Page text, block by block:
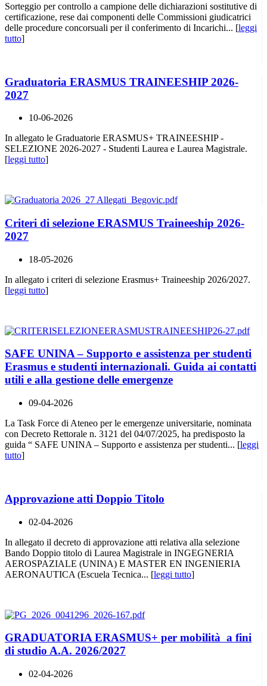
Sorteggio per controllo a campione delle dichiarazioni sostitutive di
certificazione, rese dai componenti delle Commissioni giudicatrici
delle procedure concorsuali per il conferimento di Incarichi... [leggi
tutto]
Graduatoria ERASMUS TRAINEESHIP 2026-
2027
10-06-2026
In allegato le Graduatorie ERASMUS+ TRAINEESHIP -
SELEZIONE 2026-2027 - Studenti Laurea e Laurea Magistrale.
[leggi tutto]
Criteri di selezione ERASMUS Traineeship 2026-
2027
18-05-2026
In allegato i criteri di selezione Erasmus+ Traineeship 2026/2027.
[leggi tutto]
SAFE UNINA – Supporto e assistenza per studenti
Erasmus e studenti internazionali. Guida ai contatti
utili e alla gestione delle emergenze
09-04-2026
La Task Force di Ateneo per le emergenze universitarie, nominata
con Decreto Rettorale n. 3121 del 04/07/2025, ha predisposto la
guida “ SAFE UNINA – Supporto e assistenza per studenti... [leggi
tutto]
Approvazione atti Doppio Titolo
02-04-2026
In allegato il decreto di approvazione atti relativa alla selezione
Bando Doppio titolo di Laurea Magistrale in INGEGNERIA
AEROSPAZIALE (UNINA) E MASTER EN INGENIERIA
AERONAUTICA (Escuela Tecnica... [leggi tutto]
GRADUATORIA ERASMUS+ per mobilità a fini
di studio A.A. 2026/2027
02-04-2026